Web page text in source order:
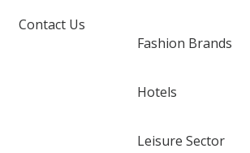
Contact Us
Fashion Brands
Hotels
Leisure Sector